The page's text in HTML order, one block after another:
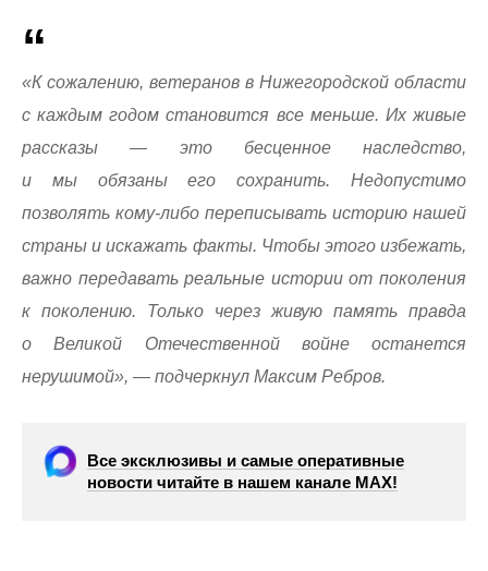
«К сожалению, ветеранов в Нижегородской области
с каждым годом становится все меньше. Их живые
рассказы — это бесценное наследство,
и мы обязаны его сохранить. Недопустимо
позволять кому-либо переписывать историю нашей
страны и искажать факты. Чтобы этого избежать,
важно передавать реальные истории от поколения
к поколению. Только через живую память правда
о Великой Отечественной войне останется
нерушимой», — подчеркнул Максим Ребров.
Все эксклюзивы и самые оперативные
новости читайте в нашем канале МАХ!